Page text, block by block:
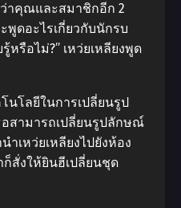
าคุณและสมาชิกอีก 2
พูดอะไรเกี่ยวกับนักรบ
หรือไม่?” เหว่ยเหลียงพูด
นโลยีในการเปลี่ยนรูป
สามารถเปลี่ยนรูปลักษณ์
าเหว่ยเหลียงไปยังห้อง
สั่งให้ยินฮีเปลี่ยนชุด